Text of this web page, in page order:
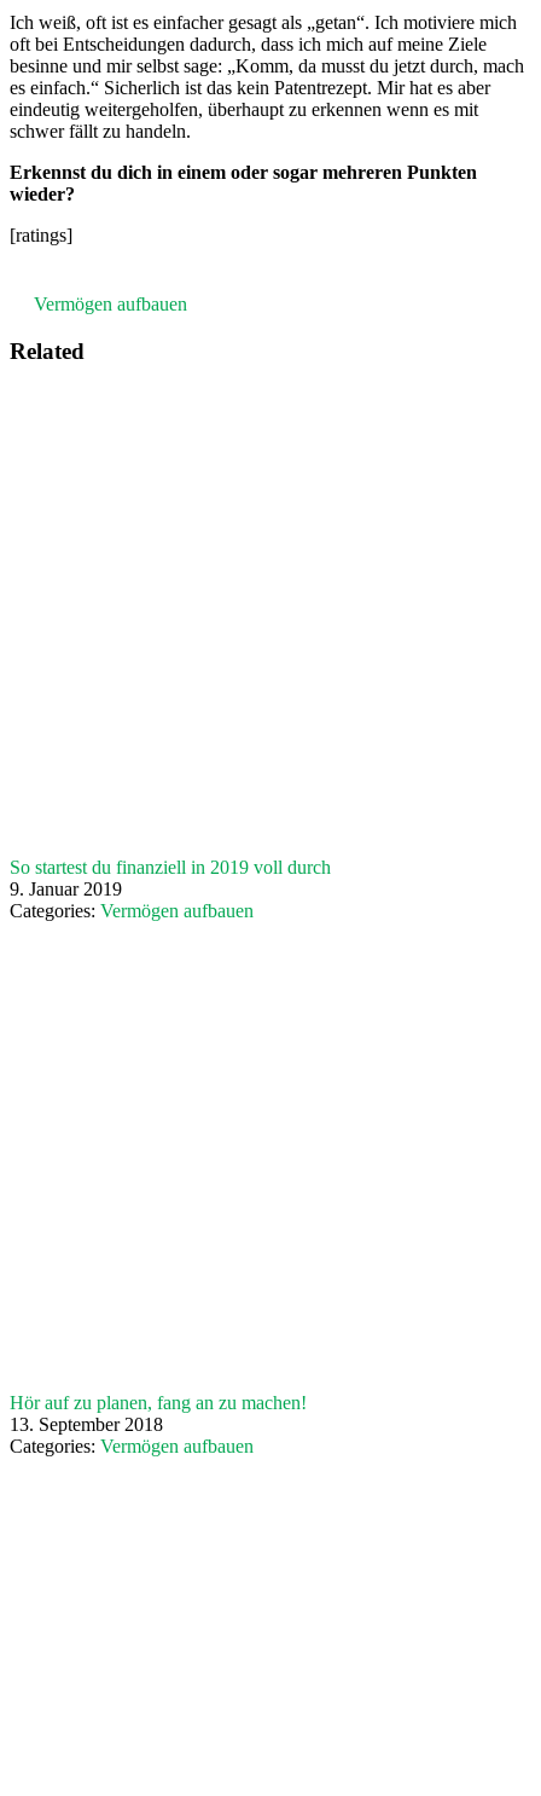
Ich weiß, oft ist es einfacher gesagt als „getan“. Ich motiviere mich
oft bei Entscheidungen dadurch, dass ich mich auf meine Ziele
besinne und mir selbst sage: „Komm, da musst du jetzt durch, mach
es einfach.“ Sicherlich ist das kein Patentrezept. Mir hat es aber
eindeutig weitergeholfen, überhaupt zu erkennen wenn es mit
schwer fällt zu handeln.
Erkennst du dich in einem oder sogar mehreren Punkten
wieder?
[ratings]
Vermögen aufbauen
Related
So startest du finanziell in 2019 voll durch
9. Januar 2019
Categories: Vermögen aufbauen
Hör auf zu planen, fang an zu machen!
13. September 2018
Categories: Vermögen aufbauen